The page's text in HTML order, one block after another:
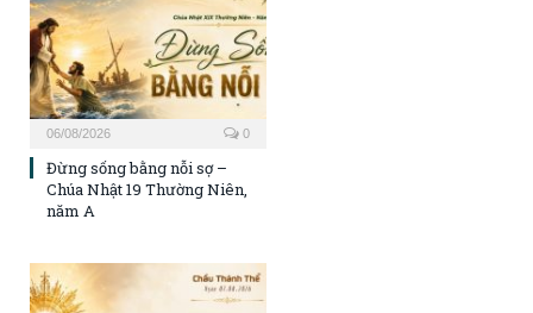
06/08/2026 0
Đừng sống bằng nỗi sợ –
Chúa Nhật 19 Thường Niên,
năm A